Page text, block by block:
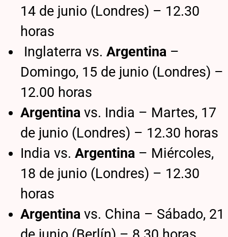
14 de junio (Londres) – 12.30
horas
Inglaterra vs. Argentina –
Domingo, 15 de junio (Londres) –
12.00 horas
Argentina vs. India – Martes, 17
de junio (Londres) – 12.30 horas
India vs. Argentina – Miércoles,
18 de junio (Londres) – 12.30
horas
Argentina vs. China – Sábado, 21